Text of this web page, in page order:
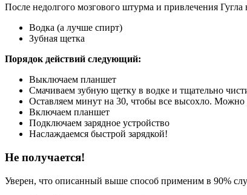
После недолгого мозгового штурма и привлечения
Водка (а лучше спирт)
Зубная щетка
Порядок действий следующий:
Выключаем планшет
Смачиваем зубную щетку в водке и тщательно
Оставляем минут на 30, чтобы все высохло. Можно
Включаем планшет
Подключаем зарядное устройство
Наслаждаемся быстрой зарядкой!
Не получается!
Уверен, что описанный выше способ применим в 90%